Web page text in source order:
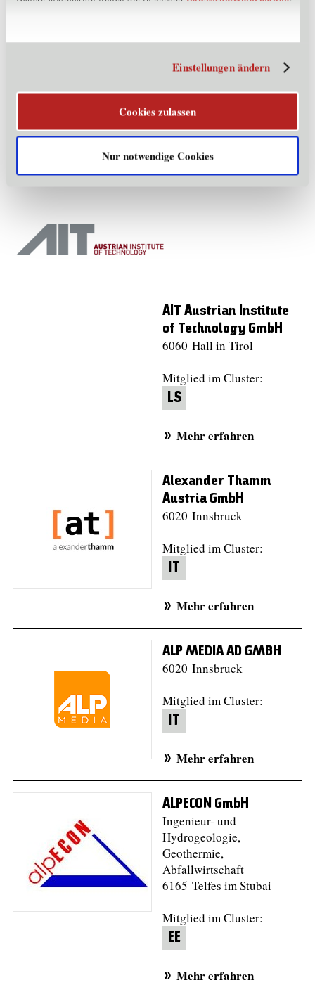
Einstellungen ändern
Cookies zulassen
Nur notwendige Cookies
GmbH
Mitglied im Cluster:
IT
AIT Austrian Institute
of Technology GmbH
6060 Hall in Tirol
Mitglied im Cluster:
LS
Mehr erfahren
Alexander Thamm
Austria GmbH
6020 Innsbruck
Mitglied im Cluster:
IT
Mehr erfahren
ALP MEDIA AD GMBH
6020 Innsbruck
Mitglied im Cluster:
IT
Mehr erfahren
ALPECON GmbH
Ingenieur- und
Hydrogeologie,
Geothermie,
Abfallwirtschaft
6165 Telfes im Stubai
Mitglied im Cluster:
EE
Mehr erfahren